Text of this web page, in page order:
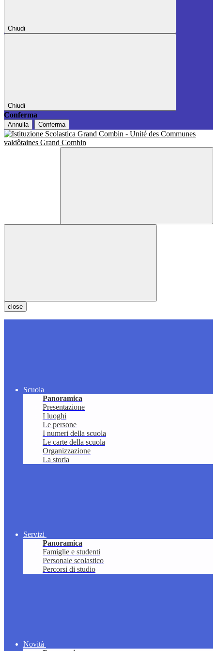
Chiudi
Chiudi
Conferma
Annulla Conferma
close
Scuola
Panoramica
Presentazione
I luoghi
Le persone
I numeri della scuola
Le carte della scuola
Organizzazione
La storia
Servizi
Panoramica
Famiglie e studenti
Personale scolastico
Percorsi di studio
Novità